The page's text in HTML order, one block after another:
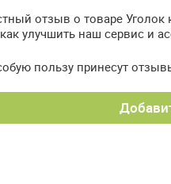
отзыв о товаре
улучшить наш сервис и
пользу принесут